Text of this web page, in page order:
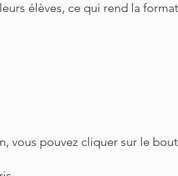
élèves, ce qui rend la
vous pouvez cliquer sur le